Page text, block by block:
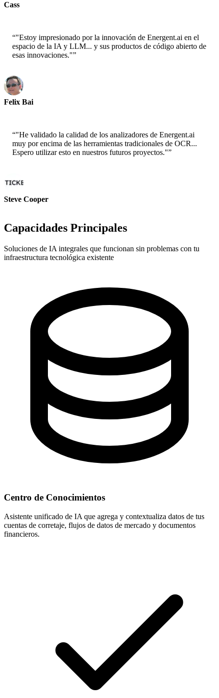
Cass
“"Estoy impresionado por la innovación de Energent.ai en el
espacio de la IA y LLM... y sus productos de código abierto de
esas innovaciones."”
Felix Bai
“"He validado la calidad de los analizadores de Energent.ai
muy por encima de las herramientas tradicionales de OCR...
Espero utilizar esto en nuestros futuros proyectos."”
Steve Cooper
Capacidades Principales
Soluciones de IA integrales que funcionan sin problemas con tu
infraestructura tecnológica existente
Centro de Conocimientos
Asistente unificado de IA que agrega y contextualiza datos de tus
cuentas de corretaje, flujos de datos de mercado y documentos
financieros.